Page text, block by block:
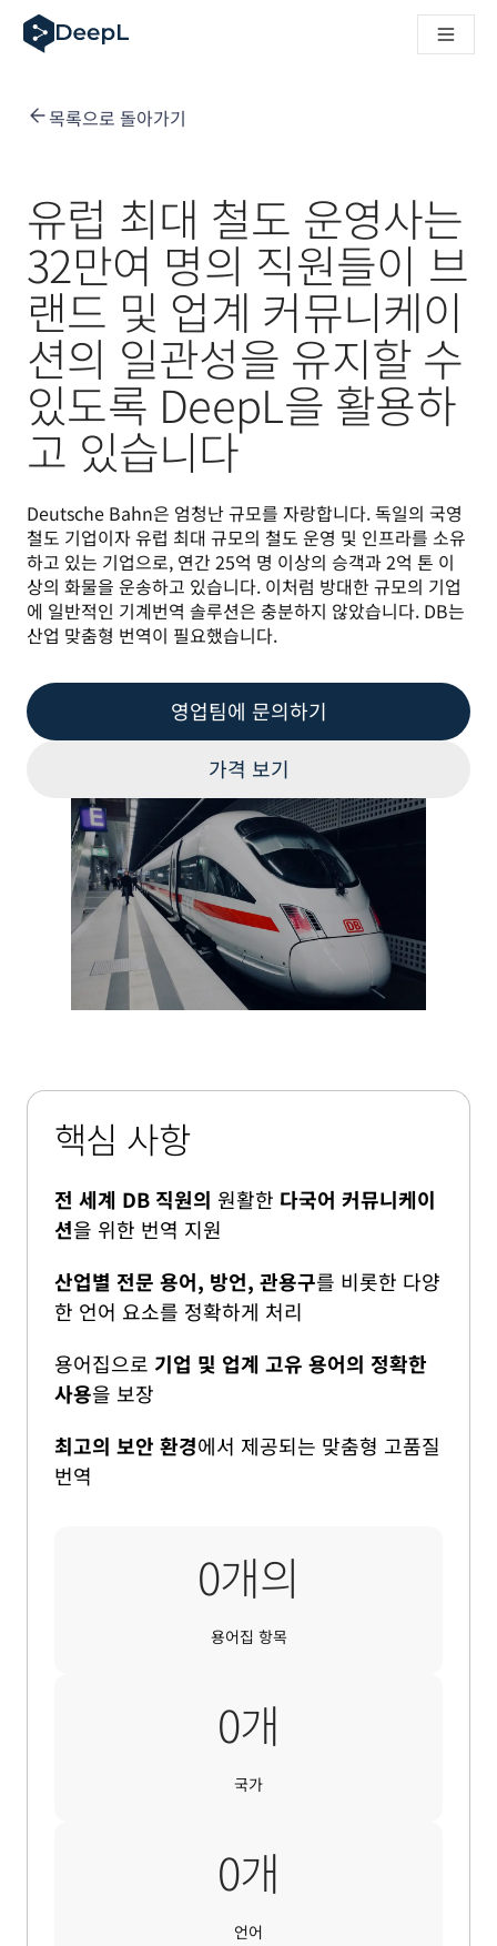
AI 에이전트용 DeepL
DeepL Translation Flow: 주요 사용 사례 및 통합 기능을 위한
Translation Flow를 만나보세요: 번역 워크플로우를 처음부터
고품질 텍스트 번역에서 실시간 음성 플랫폼까지
Building an instantly accessible voice demo with DeepL
목록으로 돌아가기
유럽 최대 철도 운영사는
32만여 명의 직원들이 브
랜드 및 업계 커뮤니케이
션의 일관성을 유지할 수
있도록 DeepL을 활용하
고 있습니다
Deutsche Bahn은 엄청난 규모를 자랑합니다. 독일의 국영
철도 기업이자 유럽 최대 규모의 철도 운영 및 인프라를 소유
하고 있는 기업으로, 연간 25억 명 이상의 승객과 2억 톤 이
상의 화물을 운송하고 있습니다. 이처럼 방대한 규모의 기업
에 일반적인 기계번역 솔루션은 충분하지 않았습니다. DB는
산업 맞춤형 번역이 필요했습니다.
영업팀에 문의하기
가격 보기
핵심 사항
전 세계 DB 직원의 원활한 다국어 커뮤니케이
션을 위한 번역 지원
산업별 전문 용어, 방언, 관용구를 비롯한 다양
한 언어 요소를 정확하게 처리
용어집으로 기업 및 업계 고유 용어의 정확한
사용을 보장
최고의 보안 환경에서 제공되는 맞춤형 고품질
번역
0개의
용어집 항목
0개
국가
0개
언어